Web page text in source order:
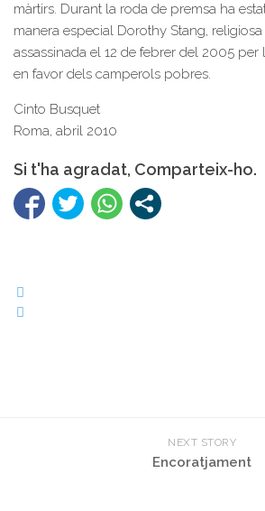
màrtirs. Durant la roda de premsa ha
manera especial Dorothy Stang,
assassinada el 12 de febrer del 2005 per
en favor dels camperols pobres.
Cinto Busquet
Roma, abril 2010
Si t'ha agradat, Comparteix-ho.
NEXT STORY
Encoratjament